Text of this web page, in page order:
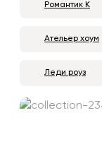
Романтик К
Ательер хоум
Леди роуз